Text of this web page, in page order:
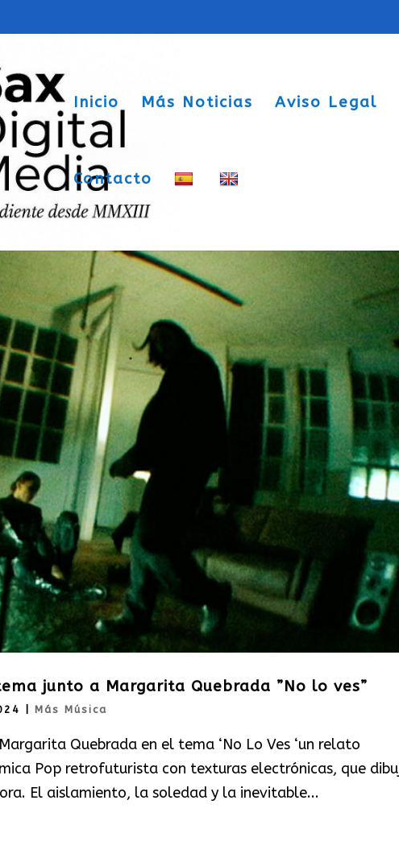
Inicio Más Noticias Aviso Legal
Contacto
junto a Margarita Quebrada ”No lo ves”
Más Música
Quebrada en el tema ‘No Lo Ves ‘un relato
Pop retrofuturista con texturas electrónicas, que
El aislamiento, la soledad y la inevitable...